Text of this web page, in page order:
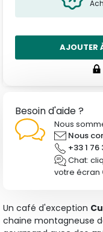
AJOUTER
Besoin d'aide ?
Nous
Nous
+33 1
Chat:
votre écran
Un café d'exception
chaine montagneuse